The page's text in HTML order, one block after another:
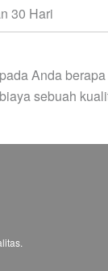
30 Hari
Anda
sebuah